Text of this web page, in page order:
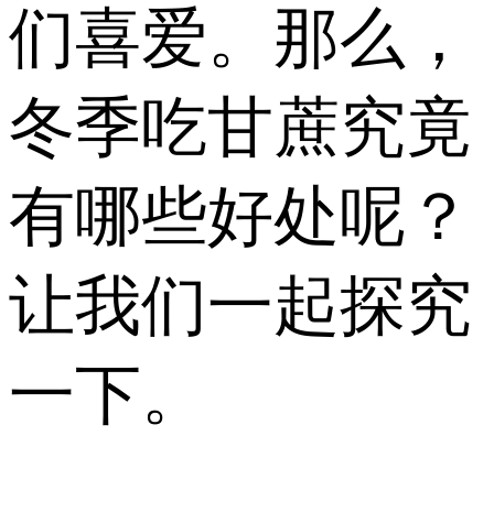
们喜爱。那么，
冬季吃甘蔗究竟
有哪些好处呢？
让我们一起探究
一下。